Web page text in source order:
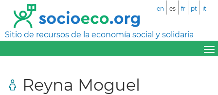
Sitio de recursos de la economía social y solidaria
en es fr pt it
Reyna Moguel